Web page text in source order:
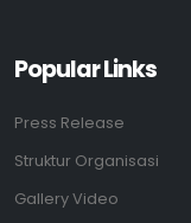
Popular Links
Press Release
Struktur Organisasi
Gallery Video